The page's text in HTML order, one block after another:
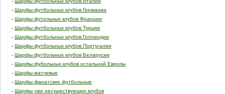
- Шарфы футбольных клубов Германии
- Шарфы футольных клубов Франции
- Шарфы футбольных клубов Турции
- Шарфы футбольных клубов Голландии
- Шарфы футбольных клубов Португалии
- Шарфы футбольных клубов Беларусии
- Шарфы фубольных клубов остальной Европы
- Шарфы матчевые
- Шарфы фанатские футбольные
- Шарфы уже несуществующих клубов